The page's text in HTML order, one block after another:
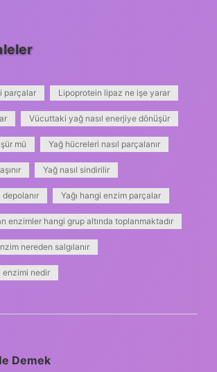
parçalar Lipoprotein lipaz ne işe yarar
Vücuttaki yağ nasıl enerjiye dönüşür
mü Yağ hücreleri nasıl parçalanır
Yağ nasıl sindirilir
Yağı hangi enzim parçalar
enzimler hangi grup altında toplanmaktadır
nereden salgılanır
enzimi nedir
Demek